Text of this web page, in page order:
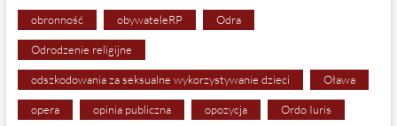
obronność obywateleRP Odra
Odrodzenie religijne
odszkodowania za seksualne wykorzystywanie dzieci Oława
opera opinia publiczna opozycja Ordo Iuris